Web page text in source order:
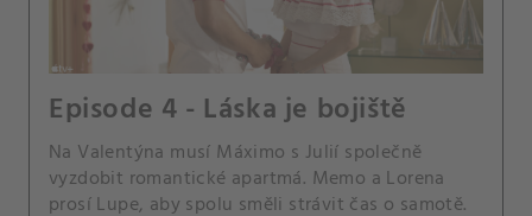
Episode 4 - Láska je bojiště
Na Valentýna musí Máximo s Julií společně
vyzdobit romantické apartmá. Memo a Lorena
prosí Lupe, aby spolu směli strávit čas o samotě.